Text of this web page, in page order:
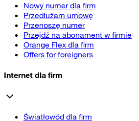
Nowy numer dla firm
Przedłużam umowę
Przenoszę numer
Przejdź na abonament w firmie
Orange Flex dla firm
Offers for foreigners
Internet dla firm
Światłowód dla firm